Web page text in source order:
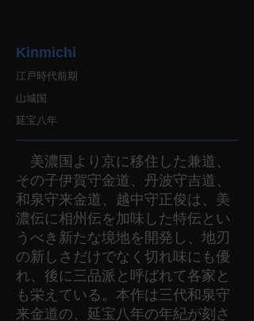
Kinmichi
江戸時代前期
山城国
延宝八年
美濃国より京に移住した兼道、
その子伊賀守金道、丹波守吉道、
和泉守来金道、越中守正俊は、美
濃伝に相州伝を加味した特伝とい
うべき新たな境地を開発し、地刃
の新しさだけでなく切れ味にも優
れ、後に三品派と呼ばれて各家と
も栄えている。本作は三代和泉守
来金道の、延宝八年の年紀が刻さ